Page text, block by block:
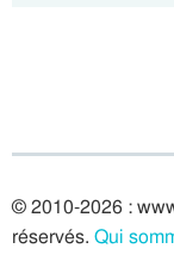
© 2010-2026 :
réservés. Qui